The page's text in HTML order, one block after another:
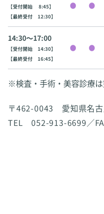
【受付開始 8:45】
【最終受付 12:30】
14:30〜17:00
【受付開始 14:30】
【最終受付 16:45】
※検査・手術・美容診療は
〒462-0043 愛知県名
TEL 052-913-6699／